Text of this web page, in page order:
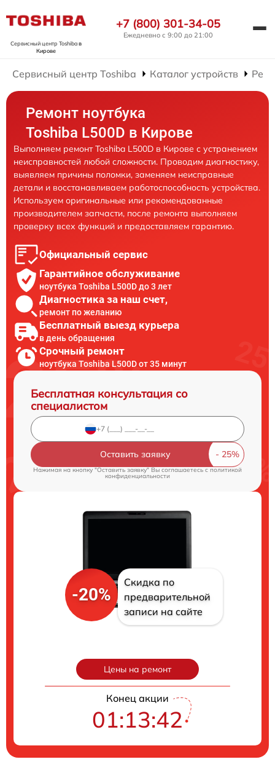
Сервисный центр Toshibaв
Кирове
+7 (800) 301-34-05
Ежедневно с 9:00 до 21:00
Сервисный центр Toshiba Каталог устройств
Ремонт ноутбука
Toshiba L500D в Кирове
Выполняем ремонт Toshiba L500D в Кирове с устранением
неисправностей любой сложности. Проводим диагностику,
выявляем причины поломки, заменяем неисправные
детали и восстанавливаем работоспособность устройства.
Используем оригинальные или рекомендованные
производителем запчасти, после ремонта выполняем
проверку всех функций и предоставляем гарантию.
Официальный сервис
Гарантийное обслуживание
ноутбука Toshiba L500D до 3 лет
Диагностика за наш счет,
ремонт по желанию
Бесплатный выезд курьера
в день обращения
Срочный ремонт
ноутбука Toshiba L500D от 35 минут
Бесплатная консультация со
специалистом
Оставить заявку
Нажимая на кнопку "Оставить заявку" Вы соглашаетесь cполитикой
конфиденциальности
-20%
Скидка по
предварительной
записи на сайте
Цены на ремонт
Конец акции
01:13:41